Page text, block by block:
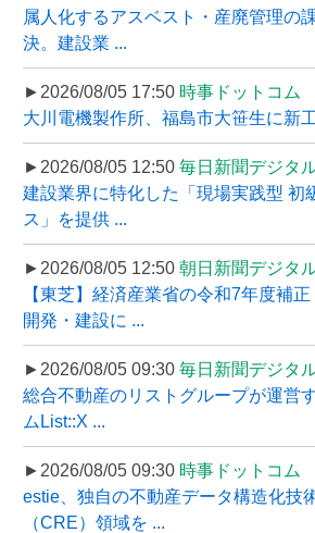
属人化するアスベスト・産廃管理の
決。建設業 ...
►2026/08/05 17:50 時事ドットコム
大川電機製作所、福島市大笹生に新
►2026/08/05 12:50 毎日新聞デジタ
建設業界に特化した「現場実践型 初
ス」を提供 ...
►2026/08/05 12:50 朝日新聞デジタ
【東芝】経済産業省の令和7年度補
開発・建設に ...
►2026/08/05 09:30 毎日新聞デジタ
総合不動産のリストグループが運営
ムList::X ...
►2026/08/05 09:30 時事ドットコム
estie、独自の不動産データ構造化技
（CRE）領域を ...